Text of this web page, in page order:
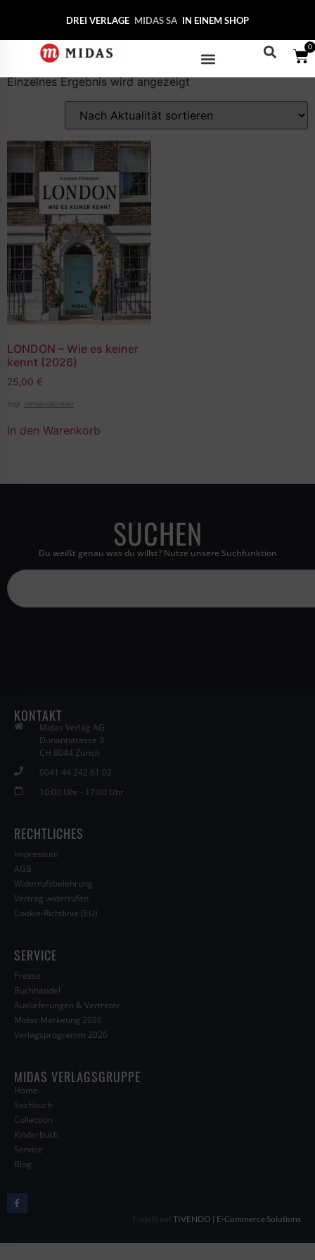
DREI VERLAGE MIDAS S IN EINEM SHOP
0
Restaurants
Einzelnes Ergebnis wird angezeigt
LONDON – Wie es keiner
kennt (2026)
25,00 €
zzgl. Versandkosten
In den Warenkorb
SUCHEN
Du weißt genau was du willst? Nutze unsere Suchfunktion
KONTAKT
Midas Verlag AG
Dunantstrasse 3
CH 8044 Zürich
0041 44 242 61 02
10:00 Uhr - 17:00 Uhr
RECHTLICHES
Impressum
AGB
Widerrufsbelehrung
Vertrag widerrufen
Cookie-Richtlinie (EU)
SERVICE
Presse
Buchhandel
Auslieferungen & Vertreter
Midas Marketing 2026
Verlagsprogramm 2026
MIDAS VERLAGSGRUPPE
Home
Sachbuch
Collection
Kinderbuch
Service
Blog
TIVENDO | E-Commerce Solutions